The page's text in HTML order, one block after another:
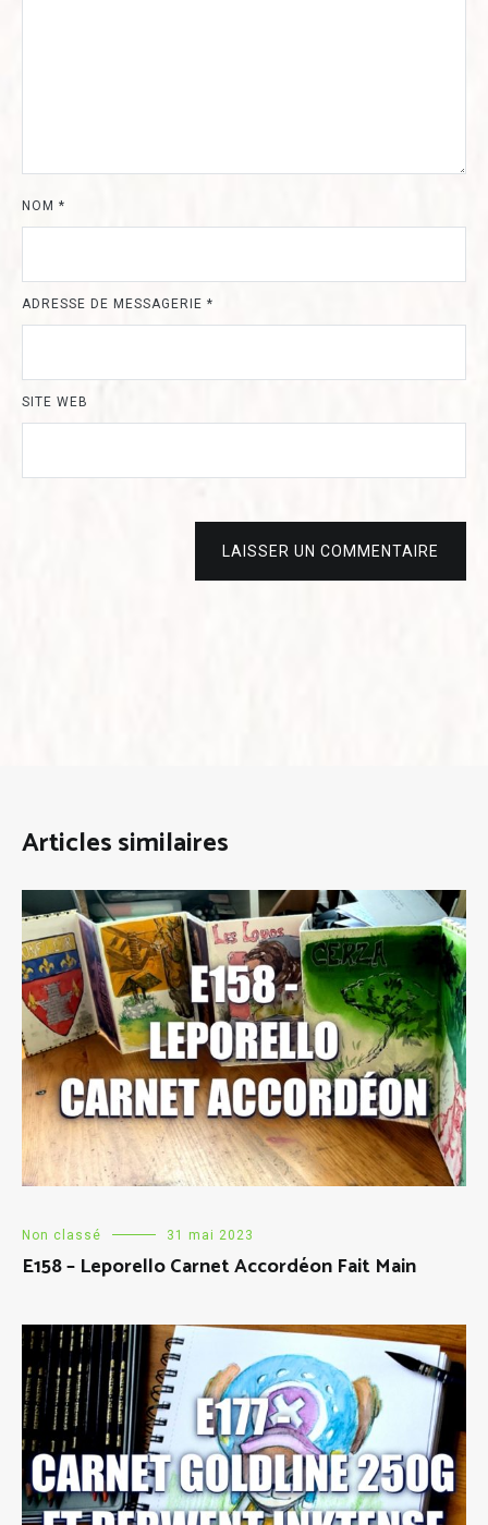
NOM *
ADRESSE DE MESSAGERIE *
SITE WEB
LAISSER UN COMMENTAIRE
Articles similaires
Non classé 31 mai 2023
E158 – Leporello Carnet Accordéon Fait Main